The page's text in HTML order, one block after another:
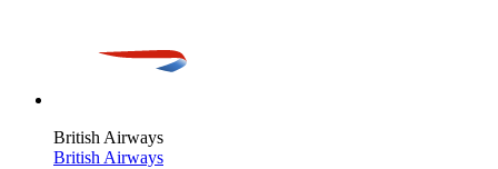
British Airways
British Airways